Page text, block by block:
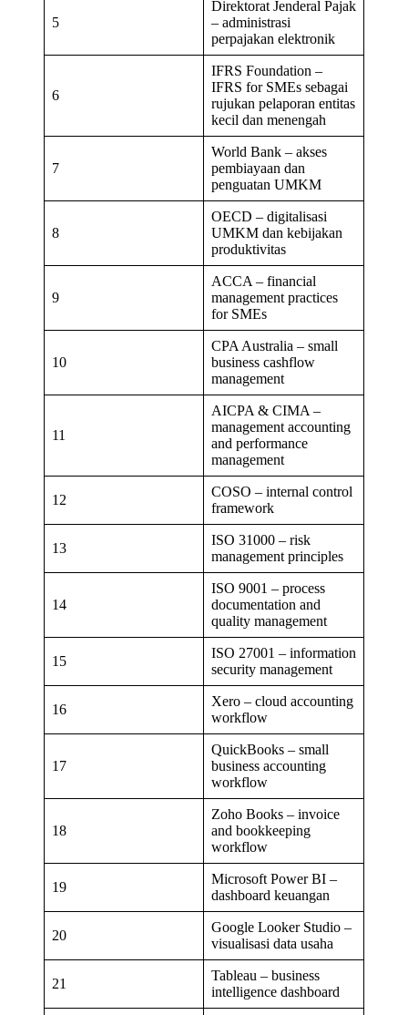
5
Direktorat Jenderal Pajak
– administrasi
perpajakan elektronik
6
IFRS Foundation –
IFRS for SMEs sebagai
rujukan pelaporan entitas
kecil dan menengah
7
World Bank – akses
pembiayaan dan
penguatan UMKM
8
OECD – digitalisasi
UMKM dan kebijakan
produktivitas
9
ACCA – financial
management practices
for SMEs
10
CPA Australia – small
business cashflow
management
11
AICPA & CIMA –
management accounting
and performance
management
12
COSO – internal control
framework
13
ISO 31000 – risk
management principles
14
ISO 9001 – process
documentation and
quality management
15
ISO 27001 – information
security management
16
Xero – cloud accounting
workflow
17
QuickBooks – small
business accounting
workflow
18
Zoho Books – invoice
and bookkeeping
workflow
19
Microsoft Power BI –
dashboard keuangan
20
Google Looker Studio –
visualisasi data usaha
21
Tableau – business
intelligence dashboard